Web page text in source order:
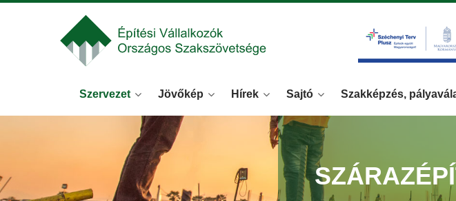
Szervezet Jövőkép Hírek Sajtó Szakképzés,